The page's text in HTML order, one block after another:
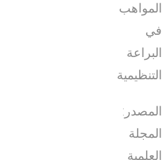
المواهب
في
البراعة
التنظيمية
المصدر:
المجلة
العلمية